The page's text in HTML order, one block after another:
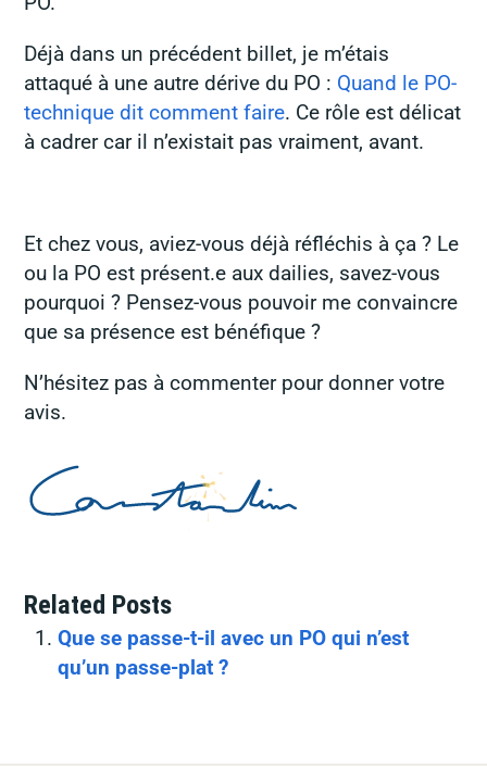
Déjà dans un précédent billet, je m’étais
attaqué à une autre dérive du PO : Quand le PO-
technique dit comment faire. Ce rôle est délicat
à cadrer car il n’existait pas vraiment, avant.
Et chez vous, aviez-vous déjà réfléchis à ça ? Le
ou la PO est présent.e aux dailies, savez-vous
pourquoi ? Pensez-vous pouvoir me convaincre
que sa présence est bénéfique ?
N’hésitez pas à commenter pour donner votre
avis.
Related Posts
Que se passe-t-il avec un PO qui n’est
qu’un passe-plat ?